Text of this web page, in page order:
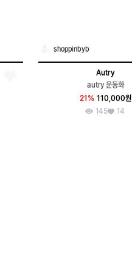
shoppinbyb
Autry
autry 운동화
21% 110,000원
145
14